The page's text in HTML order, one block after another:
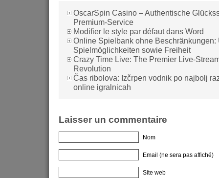
OscarSpin Casino – Authentische
Premium-Service
Modifier le style par défaut dans Word
Online Spielbank ohne Beschränkungen:
Spielmöglichkeiten sowie Freiheit
Crazy Time Live: The Premier Live-
Revolution
Čas ribolova: Izčrpen vodnik po najbolj
online igralnicah
Laisser un commentaire
Nom
Email (ne sera pas affiché)
Site web